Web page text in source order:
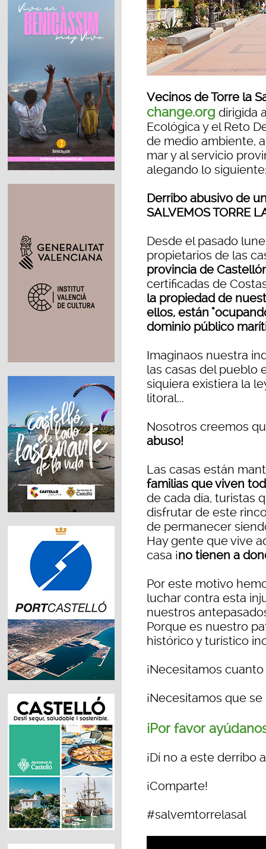
Vecinos de Torre la
change.org dirigida
Ecológica y el Reto
de medio ambiente,
mar y al servicio
alegando lo
Derribo abusivo de
SALVEMOS TORRE
Desde el pasado
propietarios de las
provincia de
certificadas de
la propiedad de
ellos, están
dominio público
Imaginaos nuestra
las casas del pueblo
siquiera existiera la
litoral...
Nosotros creemos
abuso!
Las casas están
familias que viven
de cada día, turistas
disfrutar de este
de permanecer
Hay gente que vive
casa ¡no tienen a
Por este motivo
luchar contra esta
nuestros
Porque es nuestro
histórico y turístico
¡Necesitamos
¡Necesitamos que
¡Por favor
¡Dí no a este derribo
¡Comparte!
#salvemtorrelasal